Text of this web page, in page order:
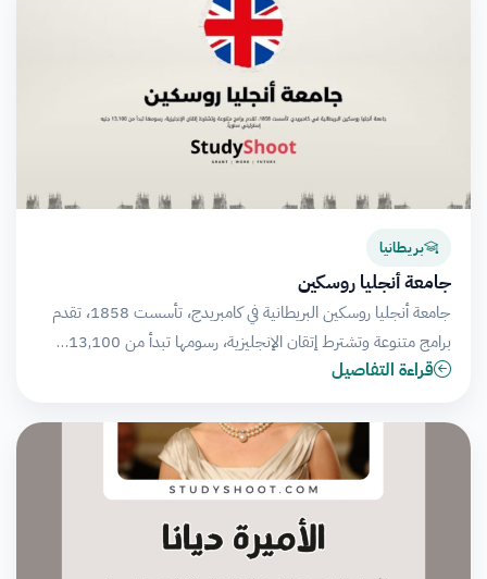
بريطانيا
جامعة أنجليا روسكين
جامعة أنجليا روسكين البريطانية في كامبريدج، تأسست 1858، تقدم
برامج متنوعة وتشترط إتقان الإنجليزية، رسومها تبدأ من 13,100…
قراءة التفاصيل